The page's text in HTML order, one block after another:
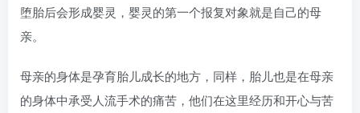
堕胎后会形成婴灵，婴灵的第一个报复对象就是自己的母
亲。
母亲的身体是孕育胎儿成长的地方，同样，胎儿也是在母亲
的身体中承受人流手术的痛苦，他们在这里经历和开心与苦